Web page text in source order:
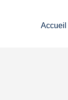
Accueil